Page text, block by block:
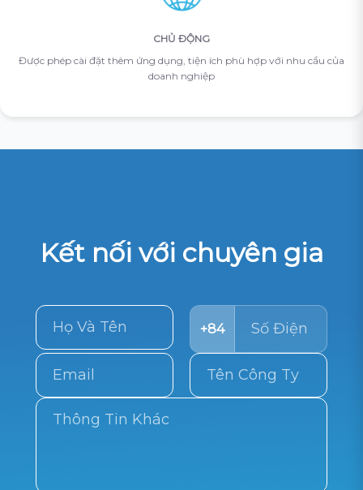
CHỦ ĐỘNG
Được phép cài đặt thêm ứng dụng, tiện ích phù hợp với nhu cầu của
doanh nghiệp
Kết nối với chuyên gia
+84